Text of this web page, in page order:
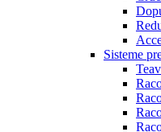
Sisteme